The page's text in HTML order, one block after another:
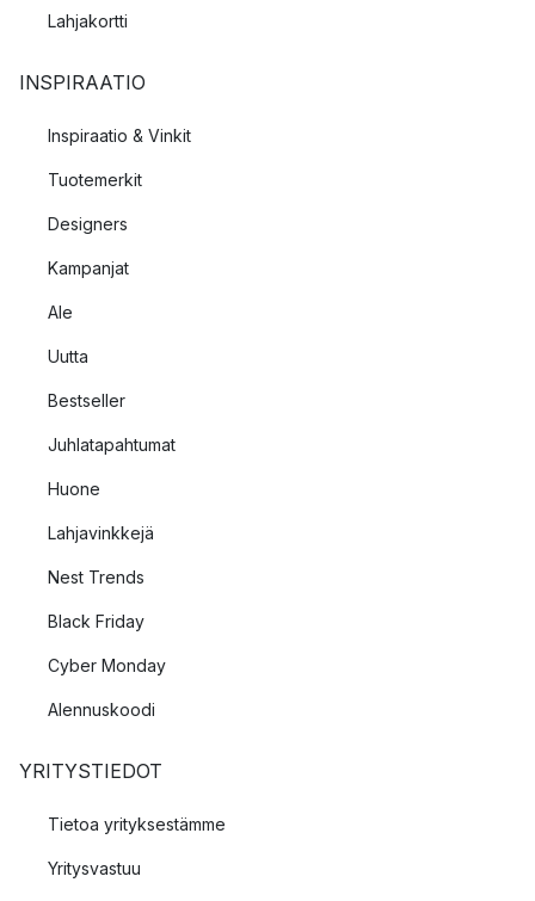
Lahjakortti
INSPIRAATIO
Inspiraatio & Vinkit
Tuotemerkit
Designers
Kampanjat
Ale
Uutta
Bestseller
Juhlatapahtumat
Huone
Lahjavinkkejä
Nest Trends
Black Friday
Cyber Monday
Alennuskoodi
YRITYSTIEDOT
Tietoa yrityksestämme
Yritysvastuu